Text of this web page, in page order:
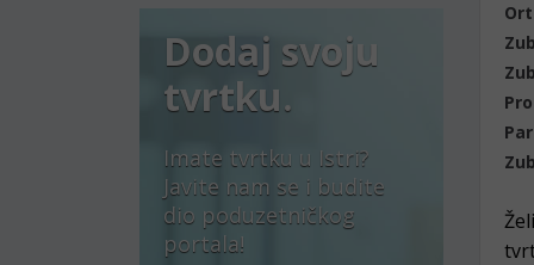
Dodaj svoju
tvrtku.
Imate tvrtku u Istri?
Javite nam se i budite
dio poduzetničkog
portala!